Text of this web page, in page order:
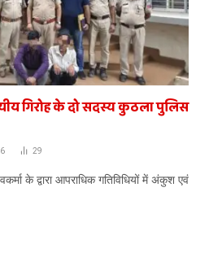
गिरोह के दो सदस्य कुठला पुलिस
29
के द्वारा आपराधिक गतिविधियों में अंकुश एवं